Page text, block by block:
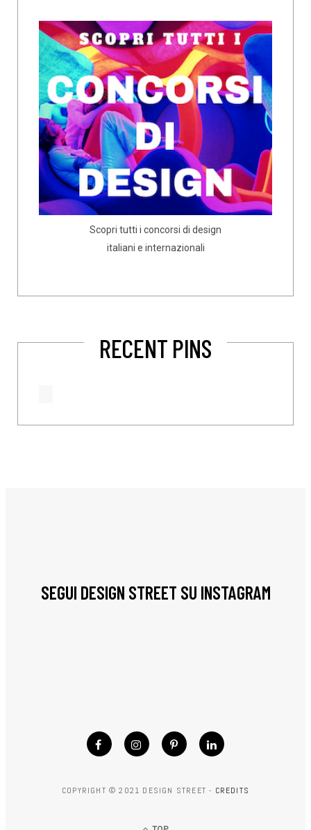
Scopri tutti i concorsi di design
italiani e internazionali
RECENT PINS
SEGUI DESIGN STREET SU INSTAGRAM
COPYRIGHT © 2021 DESIGN STREET - CREDITS